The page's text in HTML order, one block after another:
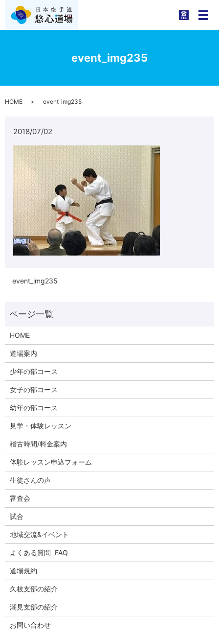
メ
event_img235
HOME event_img235
2018/07/02
event_img235
HOME
道場案内
少年の部コース
女子の部コース
幼年の部コース
見学・体験レッスン
稽古時間/料金案内
体験レッスン申込フォーム
生徒さんの声
審査会
試合
地域交流&イベント
よくある質問 FAQ
道場規約
久枝支部の紹介
潮見支部の紹介
お問い合わせ